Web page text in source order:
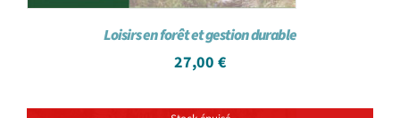
Loisirs en forêt et gestion durable
27,00 €